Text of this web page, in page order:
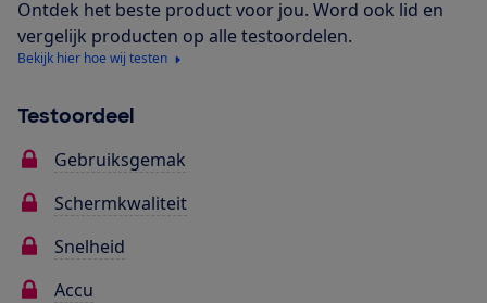
Ontdek het beste product voor jou. Word ook lid en
vergelijk producten op alle testoordelen.
Bekijk hier hoe wij testen
Testoordeel
Gebruiksgemak
Schermkwaliteit
Snelheid
Accu